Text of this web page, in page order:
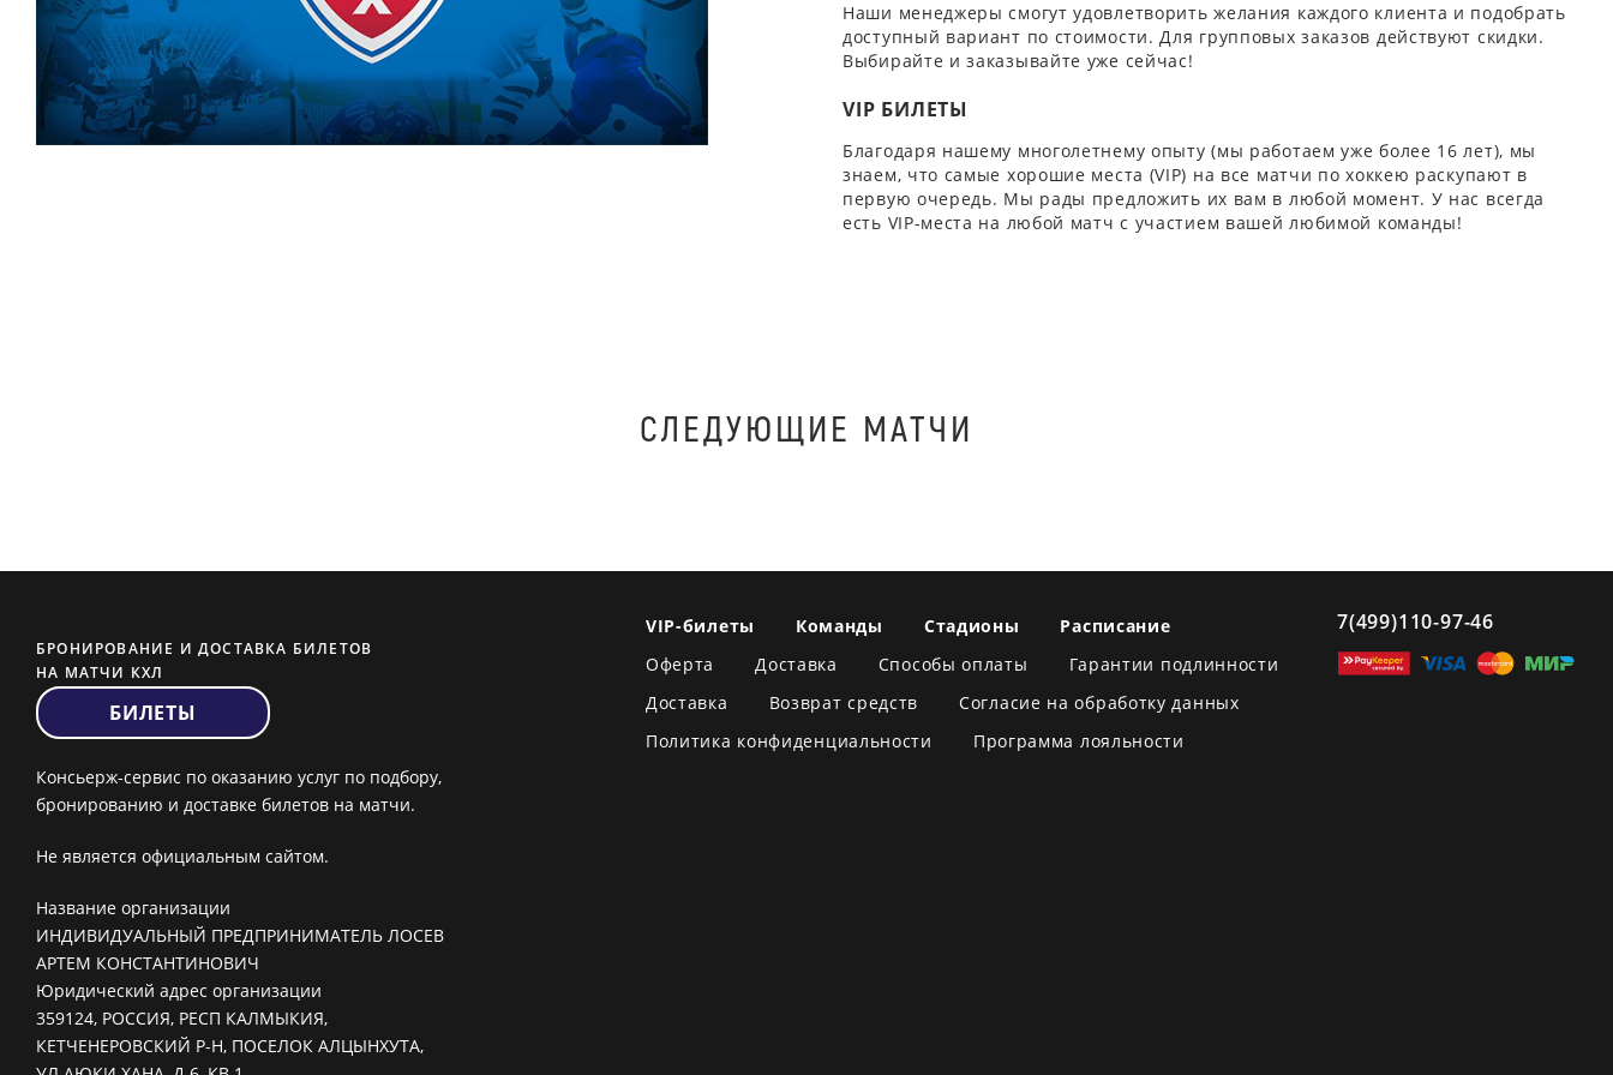
Наши менеджеры смогут удовлетворить желания каждого клиента и подобрать
доступный вариант по стоимости. Для групповых заказов действуют скидки.
Выбирайте и заказывайте уже сейчас!
VIP БИЛЕТЫ
Благодаря нашему многолетнему опыту (мы работаем уже более 16 лет), мы
знаем, что самые хорошие места (VIP) на все матчи по хоккею раскупают в
первую очередь. Мы рады предложить их вам в любой момент. У нас всегда
есть VIP-места на любой матч с участием вашей любимой команды!
СЛЕДУЮЩИЕ МАТЧИ
БРОНИРОВАНИЕ И ДОСТАВКА БИЛЕТОВ
НА МАТЧИ КХЛ
БИЛЕТЫ
Консьерж-сервис по оказанию услуг по подбору,
бронированию и доставке билетов на матчи.
Не является официальным сайтом.
Название организации
ИНДИВИДУАЛЬНЫЙ ПРЕДПРИНИМАТЕЛЬ ЛОСЕВ
АРТЕМ КОНСТАНТИНОВИЧ
Юридический адрес организации
359124, РОССИЯ, РЕСП КАЛМЫКИЯ,
КЕТЧЕНЕРОВСКИЙ Р-Н, ПОСЕЛОК АЛЦЫНХУТА,
VIP-билеты Команды Стадионы
Расписание
Оферта
Доставка Способы оплаты
Гарантии подлинности
Доставка
Возврат средств
Согласие на обработку данных
Политика конфиденциальности
Программа лояльности
7(499)110-97-46